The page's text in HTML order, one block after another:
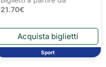
21.70€
Sport